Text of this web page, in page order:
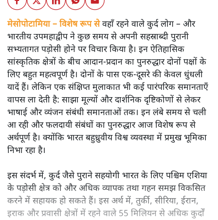
मेसोपोटामिया – विशेष रूप सेवहाँ रहने वाले कुर्द लोग – और
भारतीय उपमहाद्वीप ने कुछ समय से अपनी सहस्राब्दी पुरानी
सभ्यतागत पड़ोसी होने पर विचार किया है। इन ऐतिहासिक
सांस्कृतिक क्षेत्रों के बीच आदान-प्रदान का पुनरुद्धार दोनों पक्षों के
लिए बहुत महत्वपूर्ण है। दोनों के पास एक-दूसरे की केवल धुंधली
यादें हैं। लेकिन एक संक्षिप्त मुलाकात भी कई पारंपरिक समानताएँ
वापस ला देती है: साझा मूल्यों और दार्शनिक दृष्टिकोणों से लेकर
भाषाई और व्यंजन संबंधी समानताओं तक। इन लंबे समय से चली
आ रही और फलदायी संबंधों का पुनरुद्धार आज विशेष रूप से
अर्थपूर्ण है। क्योंकि भारत बहुध्रुवीय विश्व व्यवस्था में प्रमुख भूमिका
निभा रहा है।
इस संदर्भ में, कुर्द जैसे पुराने सहयोगी भारत के लिए पश्चिम एशिया
के पड़ोसी क्षेत्र को और अधिक व्यापक तथा गहन समझ विकसित
करने में सहायक हो सकते हैं। इस अर्थ में, तुर्की, सीरिया, ईरान,
इराक और प्रवासी क्षेत्रों में रहने वाले 55 मिलियन से अधिक कुर्दों